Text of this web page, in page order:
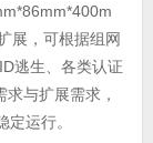
展，可根据组网
逃生、各类认证
与扩展需求，
运行。